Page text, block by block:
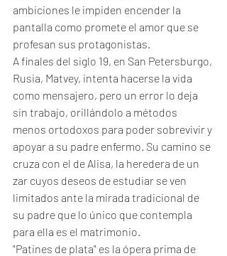
ambiciones le impiden encender la
pantalla como promete el amor que se
profesan sus protagonistas.
A finales del siglo 19, en San Petersburgo,
Rusia, Matvey, intenta hacerse la vida
como mensajero, pero un error lo deja
sin trabajo, orillándolo a métodos
menos ortodoxos para poder sobrevivir y
apoyar a su padre enfermo. Su camino se
cruza con el de Alisa, la heredera de un
zar cuyos deseos de estudiar se ven
limitados ante la mirada tradicional de
su padre que lo único que contempla
para ella es el matrimonio.
"Patines de plata" es la ópera prima de